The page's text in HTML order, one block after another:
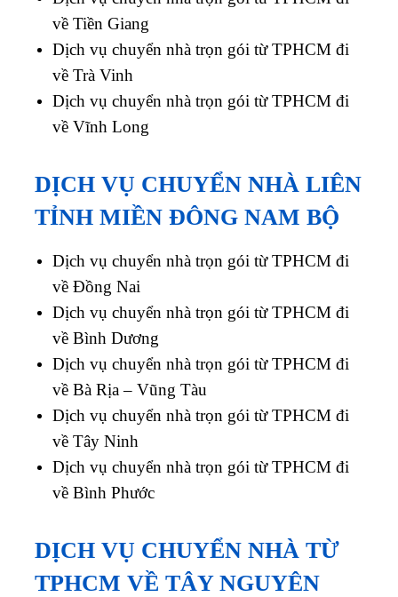
về Tiền Giang
Dịch vụ chuyển nhà trọn gói từ TPHCM đi
về Trà Vinh
Dịch vụ chuyển nhà trọn gói từ TPHCM đi
về Vĩnh Long
DỊCH VỤ CHUYỂN NHÀ LIÊN
TỈNH MIỀN ĐÔNG NAM BỘ
Dịch vụ chuyển nhà trọn gói từ TPHCM đi
về Đồng Nai
Dịch vụ chuyển nhà trọn gói từ TPHCM đi
về Bình Dương
Dịch vụ chuyển nhà trọn gói từ TPHCM đi
về Bà Rịa – Vũng Tàu
Dịch vụ chuyển nhà trọn gói từ TPHCM đi
về Tây Ninh
Dịch vụ chuyển nhà trọn gói từ TPHCM đi
về Bình Phước
DỊCH VỤ CHUYỂN NHÀ TỪ
TPHCM VỀ TÂY NGUYÊN